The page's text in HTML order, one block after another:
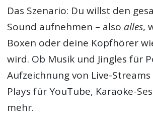
Das Szenario: Du willst den
Sound aufnehmen – also alles,
Boxen oder deine Kopfhörer
wird. Ob Musik und Jingles für
Aufzeichnung von Live-Streams
Plays für YouTube, Karaoke-
mehr.